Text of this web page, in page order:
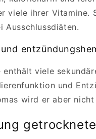
viele ihrer
Ausschlussdiäten.
viele
und
wird er aber